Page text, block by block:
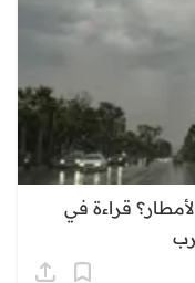
قراءة في